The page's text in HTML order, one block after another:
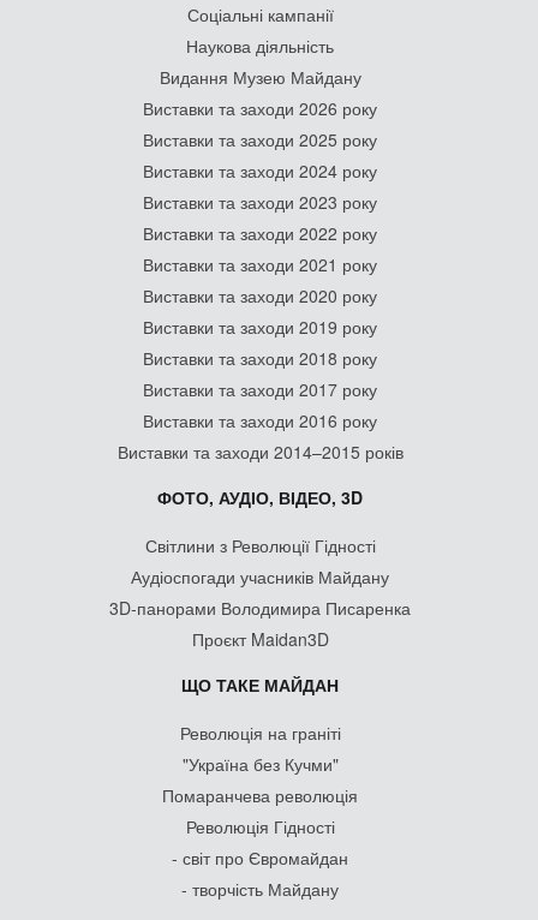
Соціальні кампанії
Наукова діяльність
Видання Музею Майдану
Виставки та заходи 2026 року
Виставки та заходи 2025 року
Виставки та заходи 2024 року
Виставки та заходи 2023 року
Виставки та заходи 2022 року
Виставки та заходи 2021 року
Виставки та заходи 2020 року
Виставки та заходи 2019 року
Виставки та заходи 2018 року
Виставки та заходи 2017 року
Виставки та заходи 2016 року
Виставки та заходи 2014–2015 років
ФОТО, АУДІО, ВІДЕО, 3D
Світлини з Революції Гідності
Аудіоспогади учасників Майдану
3D-панорами Володимира Писаренка
Проєкт Maidan3D
ЩО ТАКЕ МАЙДАН
Революція на граніті
"Україна без Кучми"
Помаранчева революція
Революція Гідності
- світ про Євромайдан
- творчість Майдану